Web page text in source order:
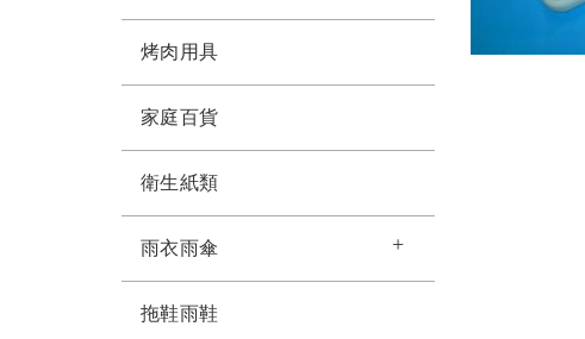
烤肉用具
家庭百貨
衛生紙類
雨衣雨傘
拖鞋雨鞋